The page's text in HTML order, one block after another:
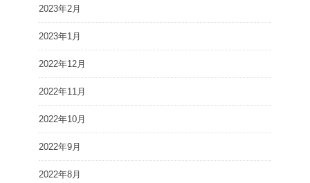
2023年2月
2023年1月
2022年12月
2022年11月
2022年10月
2022年9月
2022年8月